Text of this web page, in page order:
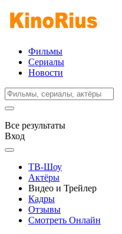
Фильмы
Сериалы
Новости
Все результаты
Вход
ТВ-Шоу
Актёры
Видео и Трейлер
Кадры
Отзывы
Смотреть Онлайн